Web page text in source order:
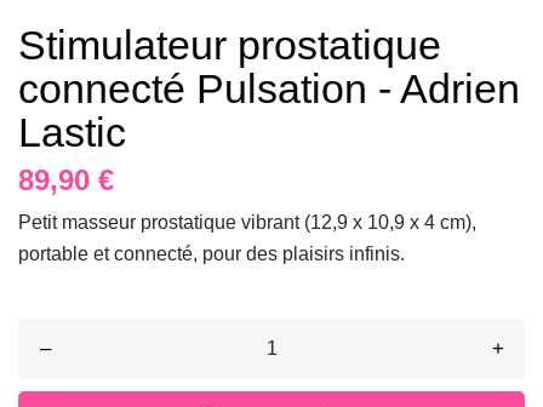
Stimulateur prostatique
connecté Pulsation - Adrien
Lastic
89,90 €
Petit masseur prostatique vibrant (12,9 x 10,9 x 4 cm),
portable et connecté, pour des plaisirs infinis.
– +